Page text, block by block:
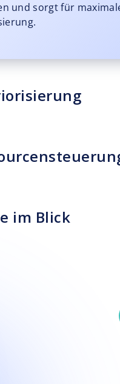
und sorgt für
im Blick